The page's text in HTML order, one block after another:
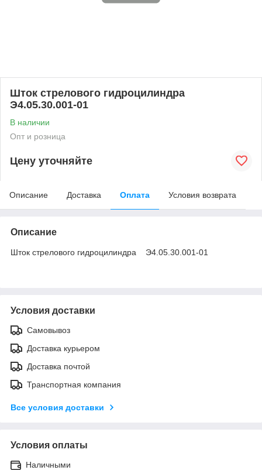
Шток стрелового гидроцилиндра
Э4.05.30.001-01
В наличии
Опт и розница
Цену уточняйте
Описание Доставка Оплата Условия возврата
Описание
Шток стрелового гидроцилиндра Э4.05.30.001-01
Условия доставки
Самовывоз
Доставка курьером
Доставка почтой
Транспортная компания
Все условия доставки
Условия оплаты
Наличными